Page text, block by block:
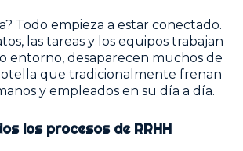
Todo empieza a estar conectado.
las tareas y los equipos trabajan
entorno, desaparecen muchos de
que tradicionalmente frenan
y empleados en su día a día.
los procesos de RRHH